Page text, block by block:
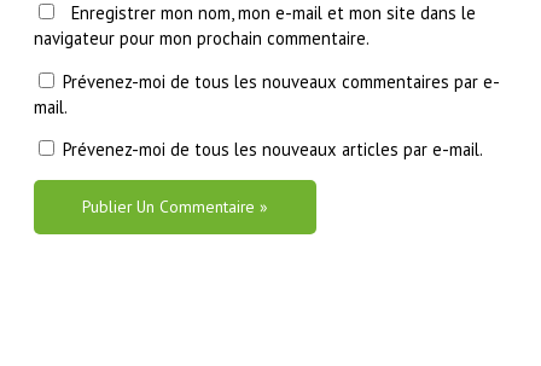
Enregistrer mon nom, mon e-mail et mon site dans le
navigateur pour mon prochain commentaire.
Prévenez-moi de tous les nouveaux commentaires par e-
mail.
Prévenez-moi de tous les nouveaux articles par e-mail.